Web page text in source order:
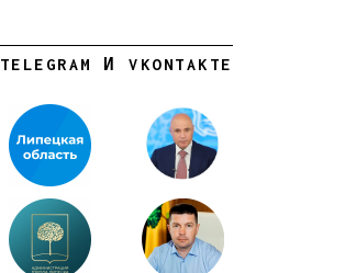
TELEGRAM И VKONTAKTE